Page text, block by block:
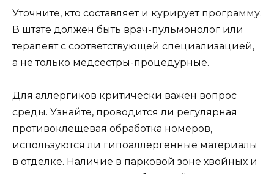
Уточните, кто составляет и курирует программу.
В штате должен быть врач-пульмонолог или
терапевт с соответствующей специализацией,
а не только медсестры-процедурные.
Для аллергиков критически важен вопрос
среды. Узнайте, проводится ли регулярная
противоклещевая обработка номеров,
используются ли гипоаллергенные материалы
в отделке. Наличие в парковой зоне хвойных и